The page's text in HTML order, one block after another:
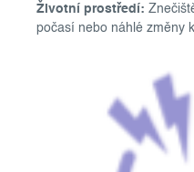
Životní prostředí:
počasí nebo náhlé změny